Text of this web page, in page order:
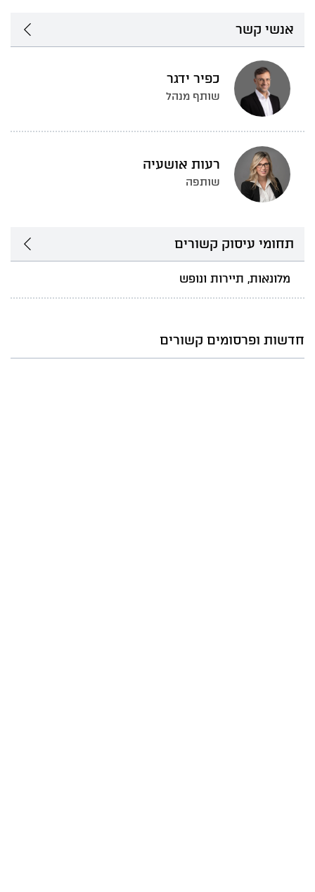
אנשי קשר
כפיר ידגר
שותף מנהל
רעות אושעיה
שותפה
תחומי עיסוק קשורים
מלונאות, תיירות ונופש
חדשות ופרסומים קשורים